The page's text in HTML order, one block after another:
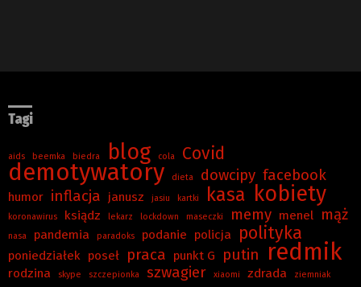
Tagi
aids beemka biedra blog cola Covid
demotywatory dieta dowcipy facebook
humor inflacja janusz jasiu kartki kasa kobiety
koronawirus ksiądz lekarz lockdown maseczki memy menel mąż
nasa pandemia paradoks podanie policja polityka
poniedziałek poseł praca punkt G putin redmik
rodzina skype szczepionka szwagier xiaomi zdrada
ziemniak